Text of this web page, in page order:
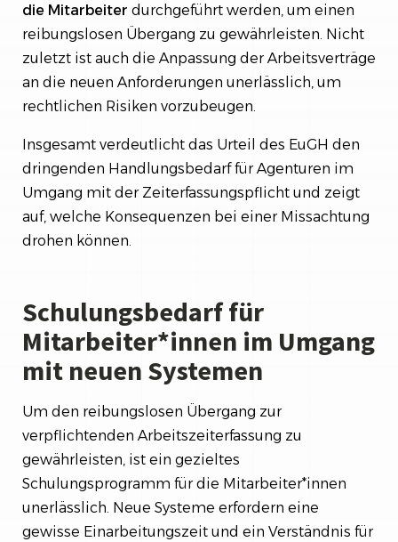
die Mitarbeiter durchgeführt werden, um einen
reibungslosen Übergang zu gewährleisten. Nicht
zuletzt ist auch die Anpassung der Arbeitsverträge
an die neuen Anforderungen unerlässlich, um
rechtlichen Risiken vorzubeugen.
Insgesamt verdeutlicht das Urteil des EuGH den
dringenden Handlungsbedarf für Agenturen im
Umgang mit der Zeiterfassungspflicht und zeigt
auf, welche Konsequenzen bei einer Missachtung
drohen können.
Schulungsbedarf für
Mitarbeiter*innen im Umgang
mit neuen Systemen
Um den reibungslosen Übergang zur
verpflichtenden Arbeitszeiterfassung zu
gewährleisten, ist ein gezieltes
Schulungsprogramm für die Mitarbeiter*innen
unerlässlich. Neue Systeme erfordern eine
gewisse Einarbeitungszeit und ein Verständnis für